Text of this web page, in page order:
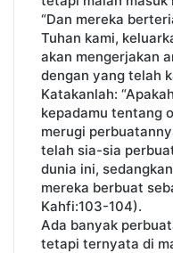
“Dan mereka
Tuhan kami,
akan mengerjakan
dengan yang telah
Katakanlah:
kepadamu tentang
merugi
telah sia-sia
dunia ini,
mereka berbuat
Kahfi:103-104).
Ada banyak
tetapi ternyata di